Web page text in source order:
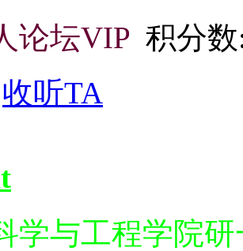
论坛VIP 积分
收听TA
学与工程学院研